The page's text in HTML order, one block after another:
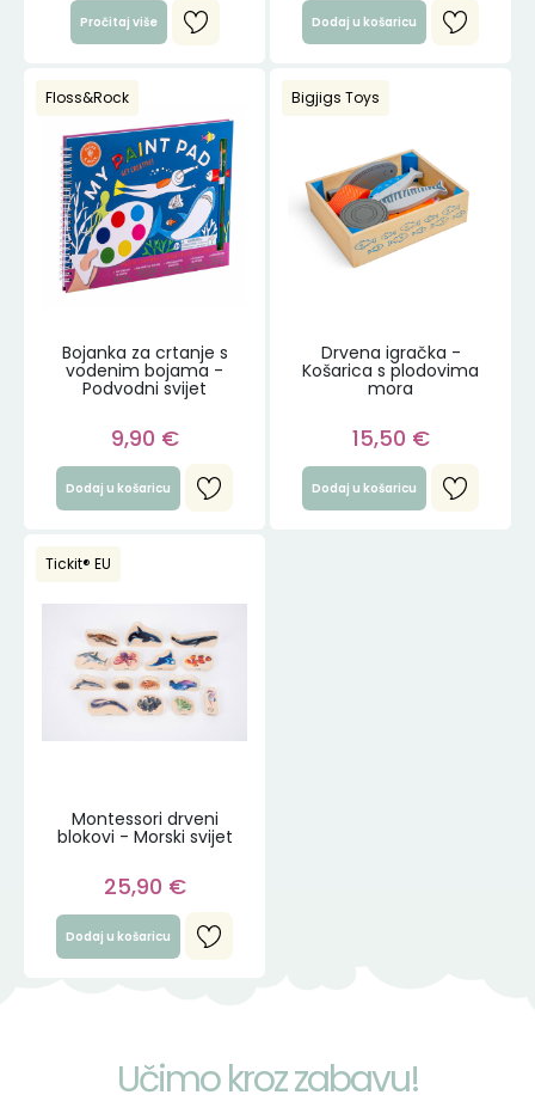
Pročitaj više Dodaj u košaricu
Bojanka za crtanje s
vodenim bojama -
Podvodni svijet
Floss&Rock
9,90 €
Dodaj u košaricu
Drvena igračka -
Košarica s plodovima
mora
Bigjigs Toys
15,50 €
Dodaj u košaricu
Montessori drveni
blokovi - Morski svijet
Tickit® EU
25,90 €
Dodaj u košaricu
Učimo kroz zabavu!